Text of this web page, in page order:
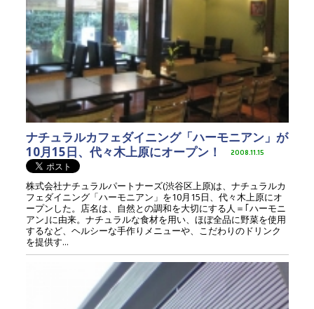
ナチュラルカフェダイニング「ハーモニアン」が
10月15日、代々木上原にオープン！
2008.11.15
株式会社ナチュラルパートナーズ(渋谷区上原)は、ナチュラルカ
フェダイニング「ハーモニアン」を10月15日、代々木上原にオ
ープンした。店名は、自然との調和を大切にする人＝｢ハーモニ
アン｣に由来。ナチュラルな食材を用い、ほぼ全品に野菜を使用
するなど、ヘルシーな手作りメニューや、こだわりのドリンク
を提供す...